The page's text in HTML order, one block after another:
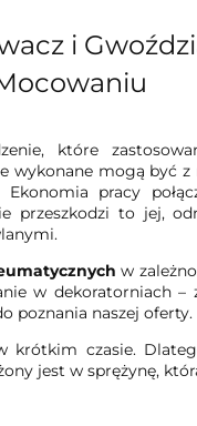
i
które
wykonane mogą być
pracy
przeszkodzi to jej,
w
w dekoratorniach –
poznania naszej oferty.
czasie.
jest w sprężynę,